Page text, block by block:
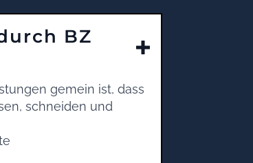
BZ
gemein ist, dass
schneiden und